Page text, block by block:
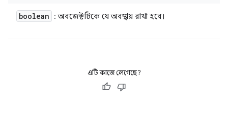
boolean : অবজেক্টটিকে যে অবস্থায় রাখা হবে।
এটি কাজে লেগেছে?